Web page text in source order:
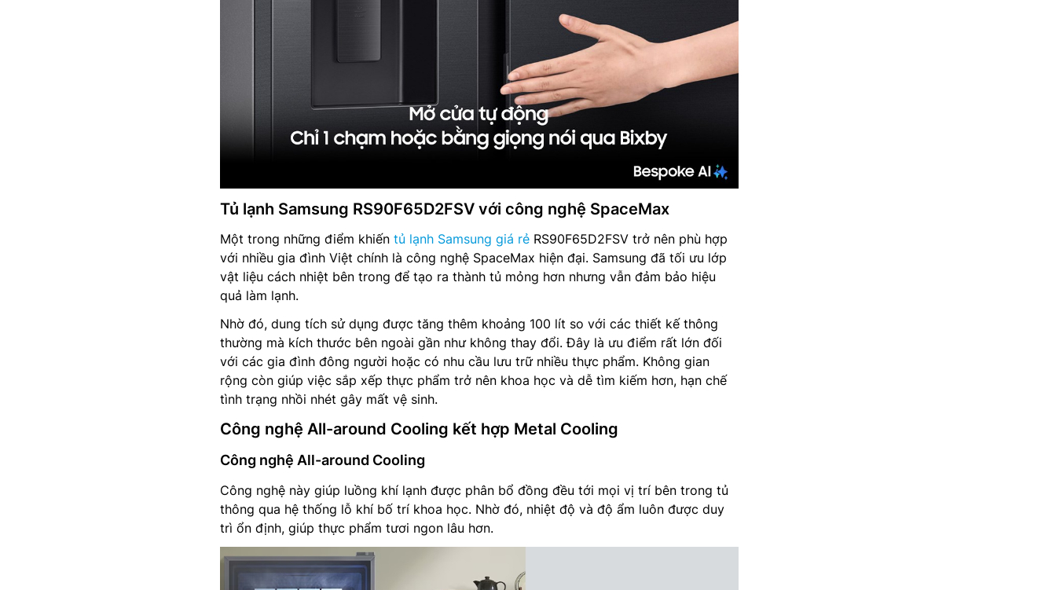
Tủ lạnh Samsung RS90F65D2FSV với công nghệ SpaceMax
Một trong những điểm khiến tủ lạnh Samsung giá rẻ RS90F65D2FSV trở nên phù hợp
với nhiều gia đình Việt chính là công nghệ SpaceMax hiện đại. Samsung đã tối ưu lớp
vật liệu cách nhiệt bên trong để tạo ra thành tủ mỏng hơn nhưng vẫn đảm bảo hiệu
quả làm lạnh.
Nhờ đó, dung tích sử dụng được tăng thêm khoảng 100 lít so với các thiết kế thông
thường mà kích thước bên ngoài gần như không thay đổi. Đây là ưu điểm rất lớn đối
với các gia đình đông người hoặc có nhu cầu lưu trữ nhiều thực phẩm. Không gian
rộng còn giúp việc sắp xếp thực phẩm trở nên khoa học và dễ tìm kiếm hơn, hạn chế
tình trạng nhồi nhét gây mất vệ sinh.
Công nghệ All-around Cooling kết hợp Metal Cooling
Công nghệ All-around Cooling
Công nghệ này giúp luồng khí lạnh được phân bổ đồng đều tới mọi vị trí bên trong tủ
thông qua hệ thống lỗ khí bố trí khoa học. Nhờ đó, nhiệt độ và độ ẩm luôn được duy
trì ổn định, giúp thực phẩm tươi ngon lâu hơn.